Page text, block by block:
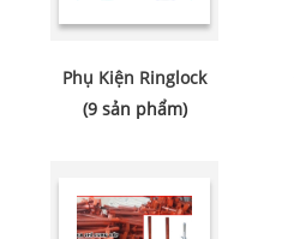
Phụ Kiện Ringlock
(9 sản phẩm)